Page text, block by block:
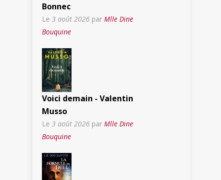
Bonnec
Le 3 août 2026 par Mlle Dine
Bouquine
Voici demain - Valentin
Musso
Le 3 août 2026 par Mlle Dine
Bouquine